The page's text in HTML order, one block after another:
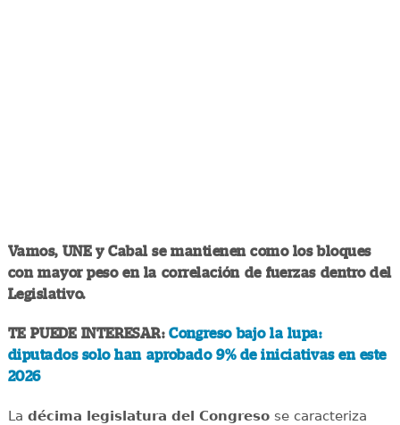
Vamos, UNE y Cabal se mantienen como los bloques
con mayor peso en la correlación de fuerzas dentro del
Legislativo.
TE PUEDE INTERESAR:Congreso bajo la lupa:
diputados solo han aprobado 9% de iniciativas en este
2026
La décima legislatura del Congresose caracteriza